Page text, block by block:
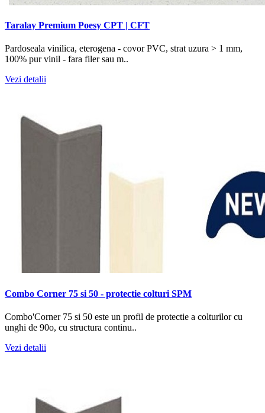
Taralay Premium Poesy CPT | CFT
Pardoseala vinilica, eterogena - covor PVC, strat uzura > 1 mm,
100% pur vinil - fara filer sau m..
Vezi detalii
Combo Corner 75 si 50 - protectie colturi SPM
Combo'Corner 75 si 50 este un profil de protectie a colturilor cu
unghi de 90o, cu structura continu..
Vezi detalii